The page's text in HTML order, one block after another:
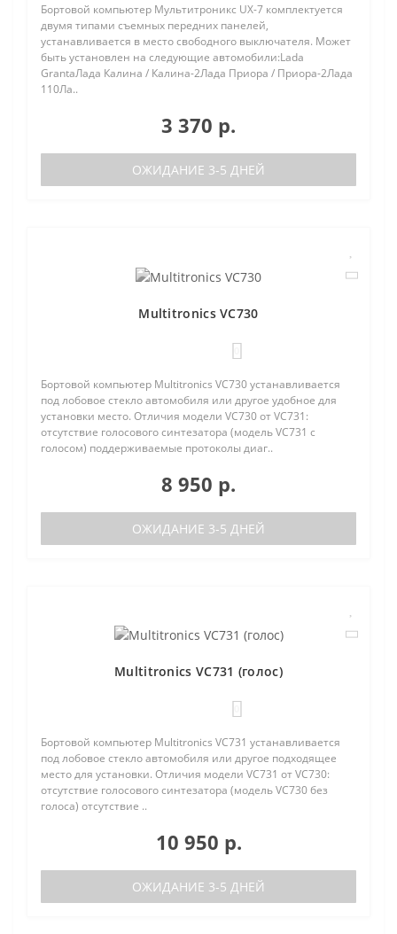
Бортовой компьютер Мультитроникс UX-7 комплектуется
двумя типами съемных передних панелей,
устанавливается в место свободного выключателя. Может
быть установлен на следующие автомобили:Lada
GrantaЛада Калина / Калина-2Лада Приора / Приора-2Лада
110Ла..
3 370 р.
ОЖИДАНИЕ 3-5 ДНЕЙ
Multitronics VC730
Бортовой компьютер Multitronics VC730 устанавливается
под лобовое стекло автомобиля или другое удобное для
установки место. Отличия модели VC730 от VC731:
отсутствие голосового синтезатора (модель VC731 с
голосом) поддерживаемые протоколы диаг..
8 950 р.
ОЖИДАНИЕ 3-5 ДНЕЙ
Multitronics VC731 (голос)
Бортовой компьютер Multitronics VC731 устанавливается
под лобовое стекло автомобиля или другое подходящее
место для установки. Отличия модели VC731 от VC730:
отсутствие голосового синтезатора (модель VC730 без
голоса) отсутствие ..
10 950 р.
ОЖИДАНИЕ 3-5 ДНЕЙ